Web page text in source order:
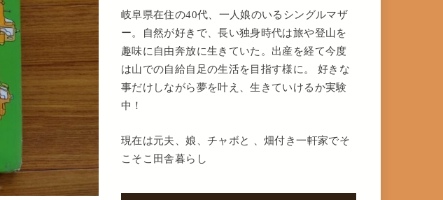
岐阜県在住の40代、一人娘のいるシングルマザ
ー。自然が好きで、長い独身時代は旅や登山を
趣味に自由奔放に生きていた。出産を経て今度
は山での自給自足の生活を目指す様に。 好きな
事だけしながら夢を叶え、生きていけるか実験
中！
現在は元夫、娘、チャボと 、畑付き一軒家でそ
こそこ田舎暮らし